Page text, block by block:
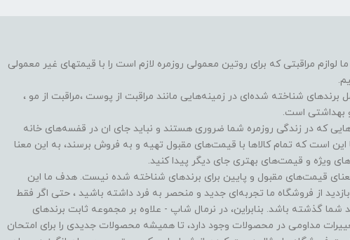
لوازم مراقبتی که برای روتین معمولی روزمره لازم است را با قیمتهای غیر معمولی
شناخته شده‌ای در زمینه‌هایی مانند مراقبت از پوست ،مراقبت از مو ️،
بهداشتی است.
که در زندگی روزمره شما ضروری هستند و نباید جای ان در قفسه‌های خانه
است که تمام کالاها با قیمت‌های مقبول تهیه و به فروش برسند، به این معنا
ویژه و قیمت‌های بهتری جای دیگر پیدا کنید.
قیمت‌های مقبول و پایین برای برندهای شناخته شده نیست. هدف ما این
از فروشگاه‌ ما تجربه‌ای جدید و منحصر به فرد داشته باشید ، حتی اگر فقط
شما گذشته باشد. بنابراین، در نرمال شاپ - علاوه بر مجموعه ثابت برندهای
مداومی در محصولات وجود دارد، تا همیشه محصولات جدیدی را برای امتحان